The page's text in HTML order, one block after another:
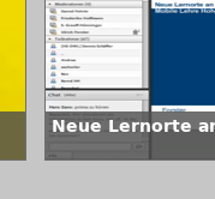
Neue Lernorte